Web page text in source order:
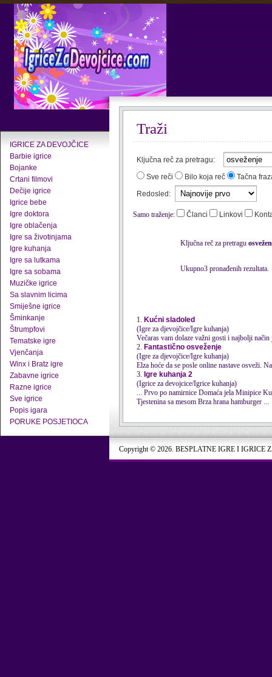
IGRICE ZA DEVOJČICE
Barbie igrice
Bojanke
Crtani filmovi
Dečije igrice
Igrice bebe
Igre doktora
Igre oblačenja
Igre sa životinjama
Igre kuhanja
Igre sa lutkama
Igre sa sobama
Muzičke igrice
Sa slavnim licima
Smiješne igrice
Šminkanje
Štrumpfovi
Tematske igre
Vjenčanja
Winx i Bratz igre
Zabavne igrice
Razne igrice
Sve igrice
Popis igara
PORUKE POSJETIOCA
Traži
Ključna reč za pretragu:
Sve reči
Bilo koja reč
Tačna
Redosled:
Samo traženje: Članci Linkovi
Ključna reč za pretragu
Ukupno3 pronađenih rezultata.
1. Kućni sladoled
(Igre za djevojčice/Igre kuhanja)
Večaras vam dolaze važni gosti i najbolji
2. Fantastično osveženje
(Igre za djevojčice/Igre kuhanja)
Elza hoće da se posle online nastave osveži.
3. Igre kuhanja 2
(Igrice za devojcice/Igrice kuhanja)
Tjestenina sa mesom Brza hrana hamburger ...
Copyright © 2026. BESPLATNE IGRE I IGRICE